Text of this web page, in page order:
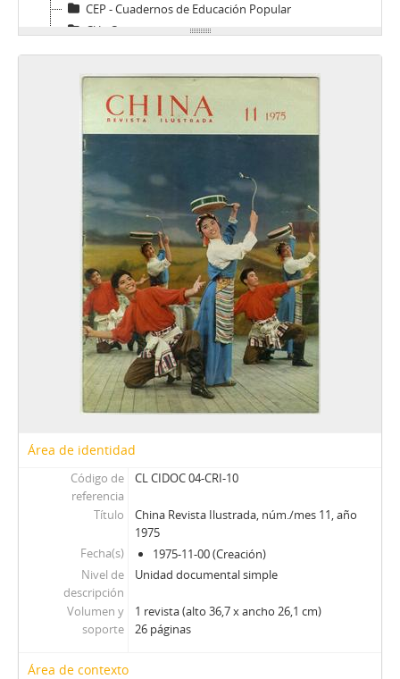
CEP - Cuadernos de Educación Popular
CU - Cuncuna
D - Desfile
DyT - Diálogo y Transición
Di - Dinacos
E - Ercilla
ER - El Rebelde del MIR
EV - Eva
H - Hoy (Magazine)
LG - La Gironda
LPa - La Patria
LP - La Prensa
M - Margarita
M - Mayoría
MJ - Mensaje
NCh - Nosotros Los Chilenos
OFNPL - Órgano Oficial del Frente Nacionalista Patria y Libertad
P - Paloma
Pag - Páginas: Para una acción solidaria
PEC - Política. Economía. Cultura.
PM - Pacífico Magazine
QP - Qué Pasa
QR - La Quinta Rueda
REC - Revista el Compañero
S - Solidaridad
TS - Tribuna Sindical
UL - Unidad y Lucha: Órgano del Comité Central del Partido Socialista
V - Vea
VC - Vía Chilena
Área de identidad
Código de
referencia
CL CIDOC 04-CRI-10
Título
China Revista Ilustrada, núm./mes 11, año
1975
Fecha(s)
1975-11-00 (Creación)
Nivel de
descripción
Unidad documental simple
Volumen y
soporte
1 revista (alto 36,7 x ancho 26,1 cm)
26 páginas
Área de contexto